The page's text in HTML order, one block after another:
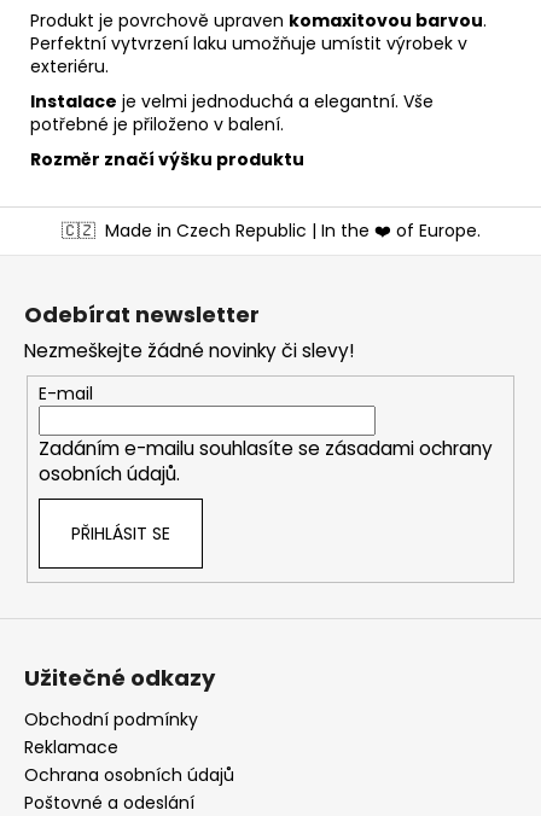
Produkt je povrchově upraven komaxitovou barvou.
Perfektní vytvrzení laku umožňuje umístit výrobek v
exteriéru.
Instalace je velmi jednoduchá a elegantní. Vše
potřebné je přiloženo v balení.
Rozměr značí výšku produktu
á
🇨🇿 Made in Czech Republic | In the ❤️ of Europe.
Odebírat newsletter
Nezmeškejte žádné novinky či slevy!
E-mail
Zadáním e-mailu souhlasíte se zásadami ochrany
osobních údajů.
PŘIHLÁSIT SE
Užitečné odkazy
Obchodní podmínky
Reklamace
Ochrana osobních údajů
Poštovné a odeslání